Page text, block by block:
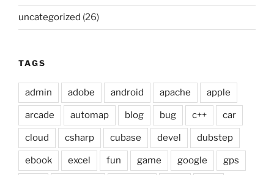
uncategorized (26)
TAGS
admin adobe android apache apple
arcade automap blog bug c++ car
cloud csharp cubase devel dubstep
ebook excel fun game google gps